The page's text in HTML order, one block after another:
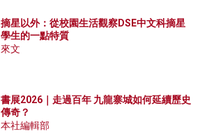
摘星以外：從校園生活觀察DSE中文科摘星
學生的一點特質
來文
書展2026｜走過百年 九龍寨城如何延續歷史
傳奇？
本社編輯部